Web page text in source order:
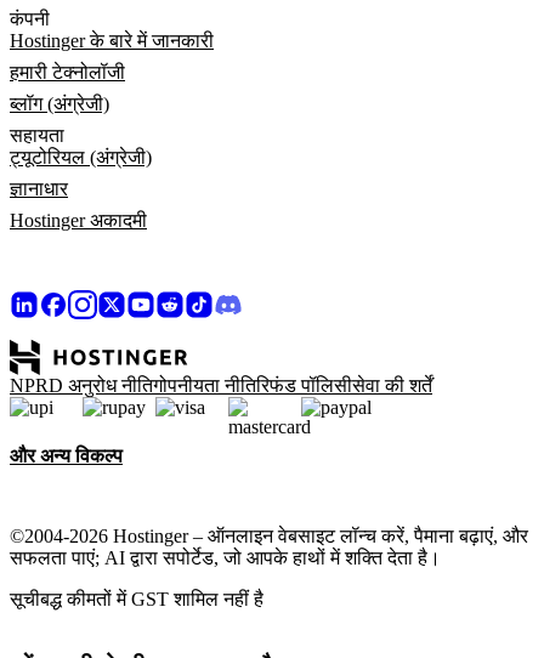
कंपनी
Hostinger के बारे में जानकारी
हमारी टेक्नोलॉजी
ब्लॉग (अंग्रेजी)
सहायता
ट्यूटोरियल (अंग्रेजी)
ज्ञानाधार
Hostinger अकादमी
NPRD अनुरोध नीतिगोपनीयता नीतिरिफंड पॉलिसीसेवा की शर्तें
और अन्य विकल्प
©2004-2026 Hostinger – ऑनलाइन वेबसाइट लॉन्च करें, पैमाना बढ़ाएं, और
सफलता पाएं; AI द्वारा सपोर्टेड, जो आपके हाथों में शक्ति देता है।
सूचीबद्ध कीमतों में GST शामिल नहीं है